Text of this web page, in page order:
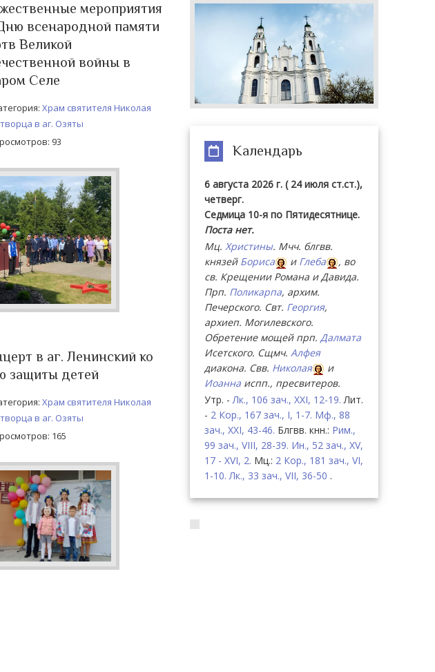
мероприятия
всенародной памяти
Великой
войны в
Селе
Храм святителя Николая
в аг. Озяты
93
в аг. Ленинский ко
защиты детей
Храм святителя Николая
в аг. Озяты
165
Календарь
6 августа 2026 г. ( 24 июля ст.ст.),
четверг.
Седмица 10-я по Пятидесятнице.
Поста нет.
Мц.Христины. Мчч. блгвв.
князей Бориса и Глеба
, во
св. Крещении Романа и Давида.
Прп. Поликарпа, архим.
Печерского. Свт. Георгия,
архиеп. Могилевского.
Обретение мощей прп.Далмата
Исетского. Сщмч.Алфея
диакона. Свв. Николая
и
Иоанна испп., пресвитеров.
Утр. -Лк., 106 зач., XXI, 12-19. Лит.
- 2 Кор., 167 зач., I, 1-7. Мф., 88
зач., XXI, 43-46. Блгвв. кнн.: Рим.,
99 зач., VIII, 28-39. Ин., 52 зач., XV,
17 - XVI, 2. Мц.: 2 Кор., 181 зач., VI,
1-10. Лк., 33 зач., VII, 36-50 .